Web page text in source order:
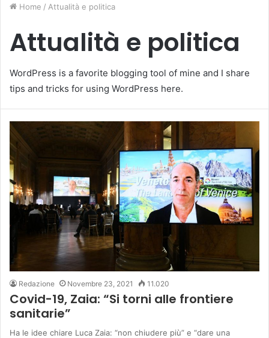
Home / Attualità e politica
Attualità e politica
WordPress is a favorite blogging tool of mine and I share
tips and tricks for using WordPress here.
Redazione Novembre 23, 2021 11.020
Covid-19, Zaia: “Si torni alle frontiere
sanitarie”
Ha le idee chiare Luca Zaia: “non chiudere più” e “dare una